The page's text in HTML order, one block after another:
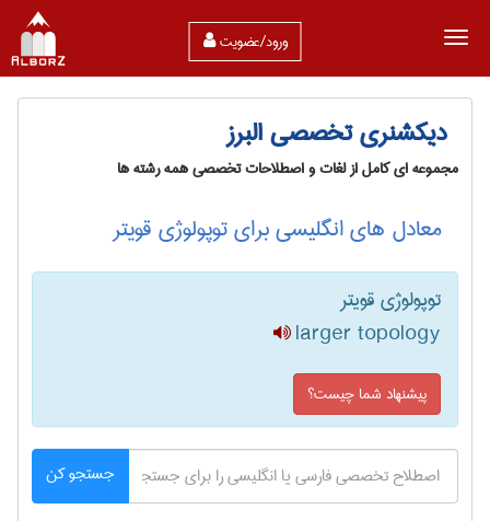
ورود/عضویت
دیکشنری تخصصی البرز
مجموعه ای کامل از لغات و اصطلاحات تخصصی همه رشته ها
معادل های انگلیسی برای توپولوژی قویتر
توپولوژی قویتر
larger topology
پیشنهاد شما چیست؟
جستجو کن